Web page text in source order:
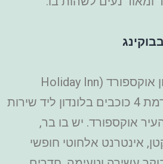
מלון הולידיי אין לונדון אוקספורד (Holiday Inn
Oxford) הוא מלון ברמת 4 כוכבים בלונדון ליד שירות
אוקספורד. יש בו בר,
אינטרנט אלחוטי חופשי